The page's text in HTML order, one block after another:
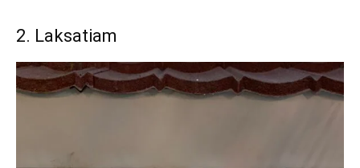
2. Laksatiam